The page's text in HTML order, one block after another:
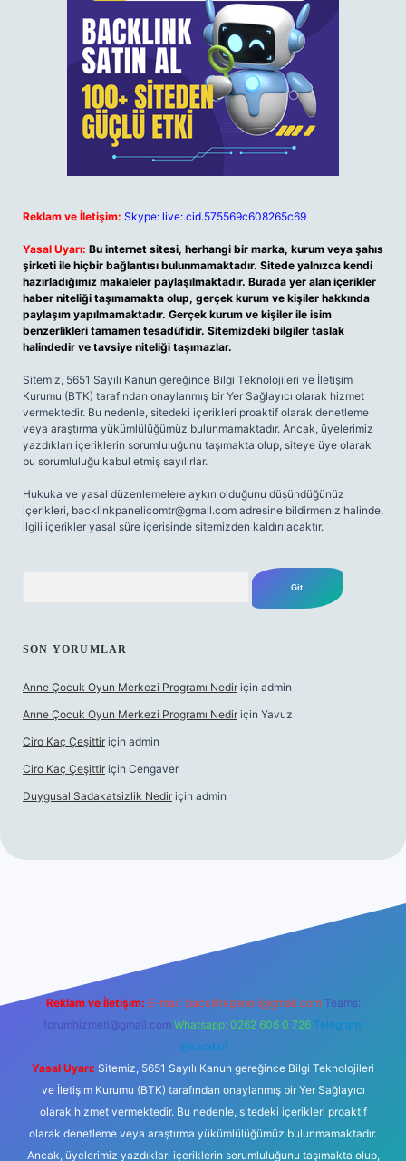
Reklam ve İletişim: Skype: live:.cid.575569c608265c69
Yasal Uyarı: Bu internet sitesi, herhangi bir marka, kurum veya şahıs
şirketi ile hiçbir bağlantısı bulunmamaktadır. Sitede yalnızca kendi
hazırladığımız makaleler paylaşılmaktadır. Burada yer alan içerikler
haber niteliği taşımamakta olup, gerçek kurum ve kişiler hakkında
paylaşım yapılmamaktadır. Gerçek kurum ve kişiler ile isim
benzerlikleri tamamen tesadüfidir. Sitemizdeki bilgiler taslak
halindedir ve tavsiye niteliği taşımazlar.
Sitemiz, 5651 Sayılı Kanun gereğince Bilgi Teknolojileri ve İletişim
Kurumu (BTK) tarafından onaylanmış bir Yer Sağlayıcı olarak hizmet
vermektedir. Bu nedenle, sitedeki içerikleri proaktif olarak denetleme
veya araştırma yükümlülüğümüz bulunmamaktadır. Ancak, üyelerimiz
yazdıkları içeriklerin sorumluluğunu taşımakta olup, siteye üye olarak
bu sorumluluğu kabul etmiş sayılırlar.
Hukuka ve yasal düzenlemelere aykırı olduğunu düşündüğünüz
içerikleri, backlinkpanelicomtr@gmail.com adresine bildirmeniz halinde,
ilgili içerikler yasal süre içerisinde sitemizden kaldırılacaktır.
SON YORUMLAR
Anne Çocuk Oyun Merkezi Programı Nedir için admin
Anne Çocuk Oyun Merkezi Programı Nedir için Yavuz
Ciro Kaç Çeşittir için admin
Ciro Kaç Çeşittir için Cengaver
Duygusal Sadakatsizlik Nedir için admin
Reklam ve İletişim: E-mail: backlinkpaneli@gmail.com Teams:
forumhizmeti@gmail.com Whatsapp: 0262 606 0 726 Telegram:
@karabul
Yasal Uyarı: Sitemiz, 5651 Sayılı Kanun gereğince Bilgi Teknolojileri
ve İletişim Kurumu (BTK) tarafından onaylanmış bir Yer Sağlayıcı
olarak hizmet vermektedir. Bu nedenle, sitedeki içerikleri proaktif
olarak denetleme veya araştırma yükümlülüğümüz bulunmamaktadır.
Ancak, üyelerimiz yazdıkları içeriklerin sorumluluğunu taşımakta olup,